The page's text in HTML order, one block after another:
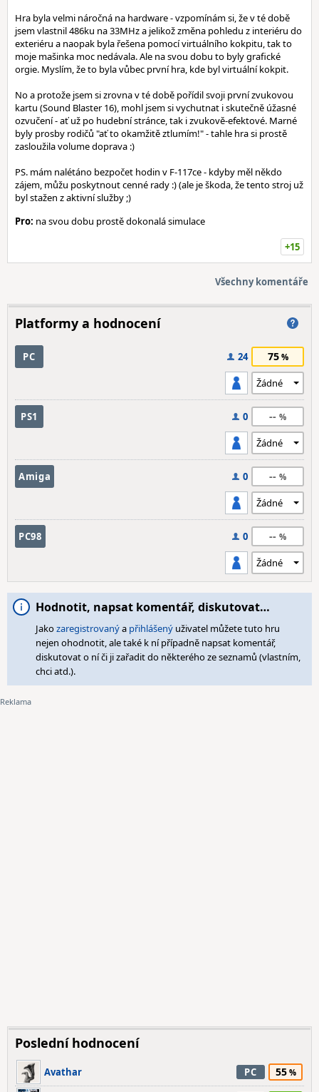
Hra byla velmi náročná na hardware - vzpomínám si, že v té době
jsem vlastnil 486ku na 33MHz a jelikož změna pohledu z interiéru do
exteriéru a naopak byla řešena pomocí virtuálního kokpitu, tak to
moje mašinka moc nedávala. Ale na svou dobu to byly grafické
orgie. Myslím, že to byla vůbec první hra, kde byl virtuální kokpit.
No a protože jsem si zrovna v té době pořídil svoji první zvukovou
kartu (Sound Blaster 16), mohl jsem si vychutnat i skutečně úžasné
ozvučení - ať už po hudební stránce, tak i zvukově-efektové. Marné
byly prosby rodičů "ať to okamžitě ztlumím!" - tahle hra si prostě
zasloužila volume doprava :)
PS. mám nalétáno bezpočet hodin v F-117ce - kdyby měl někdo
zájem, můžu poskytnout cenné rady :) (ale je škoda, že tento stroj už
byl stažen z aktivní služby ;)
Pro: na svou dobu prostě dokonalá simulace
+15
Všechny komentáře
Platformy a hodnocení
PC 24 75
PS1 0 --
Amiga 0 --
PC98 0 --
Hodnotit, napsat komentář, diskutovat…
Jakozaregistrovanýa přihlášený uživatel můžete tuto hru
nejen ohodnotit, ale také k ní případně napsat komentář,
diskutovat o ní či ji zařadit do některého ze seznamů (vlastním,
chci atd.).
Poslední hodnocení
Avathar PC 55